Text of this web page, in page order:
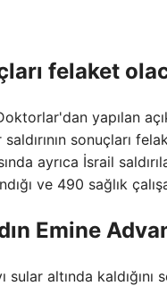
felaket
Doktorlar'dan yapılan
saldırının sonuçları
ayrıca İsrail
ve 490 sağlık
Emine
sular altında